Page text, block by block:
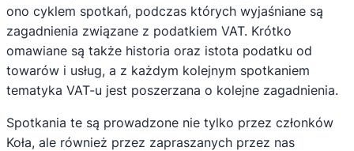
ono cyklem spotkań, podczas których wyjaśniane są
zagadnienia związane z podatkiem VAT. Krótko
omawiane są także historia oraz istota podatku od
towarów i usług, a z każdym kolejnym spotkaniem
tematyka VAT-u jest poszerzana o kolejne zagadnienia.
Spotkania te są prowadzone nie tylko przez członków
Koła, ale również przez zapraszanych przez nas